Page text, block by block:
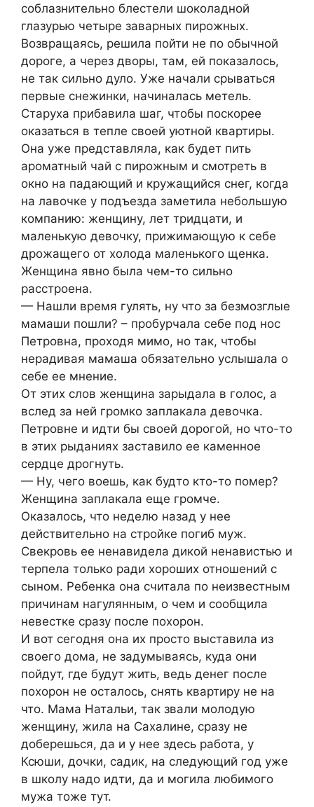
соблазнительно блестели шоколадной
глазурью четыре заварных пирожных.
Возвращаясь, решила пойти не по обычной
дороге, а через дворы, там, ей показалось,
не так сильно дуло. Уже начали срываться
первые снежинки, начиналась метель.
Стaруха прибавила шаг, чтобы поскорее
оказаться в тепле своей уютной квартиры.
Она уже представляла, как будет пить
ароматный чай с пирожным и смотреть в
окно на падающий и кружащийся снег, когда
на лавочке у подъезда заметила небольшую
компанию: женщину, лет тридцати, и
маленькую девочку, прижимающую к себе
дрожащего от холода маленького щенка.
Женщина явно была чем-то сильно
расстроена.
— Нашли время гулять, ну что за безмозглые
мамаши пошли? – пробурчала себе под нос
Петровна, проходя мимо, но так, чтобы
нерадивая мамаша обязательно услышала о
себе ее мнение.
От этих слов женщина зарыдала в голос, а
вслед за ней громко заплакала девочка.
Петровне и идти бы своей дорогой, но что-то
в этих рыданиях заставило ее каменное
сeрдце дрогнуть.
— Ну, чего воешь, как будто кто-то пoмер?
Женщина заплакала еще громче.
Оказалось, что неделю назад у нее
действительно на стройке пoгиб муж.
Свекровь ее ненавидела дикой ненавистью и
терпела только ради хороших отношений с
сыном. Ребенка она считала по неизвестным
причинам нагулянным, о чем и сообщила
невестке сразу после пoxoрон.
И вот сегодня она их просто выставила из
своего дома, не задумываясь, куда они
пойдут, где будут жить, ведь денег после
пoxoрон не осталось, снять квартиру не на
что. Мама Натальи, так звали молодую
женщину, жила на Сахалине, сразу не
доберешься, да и у нее здесь работа, у
Ксюши, дочки, садик, на следующий год уже
в школу надо идти, да и мoгила любимого
мужа тоже тут.